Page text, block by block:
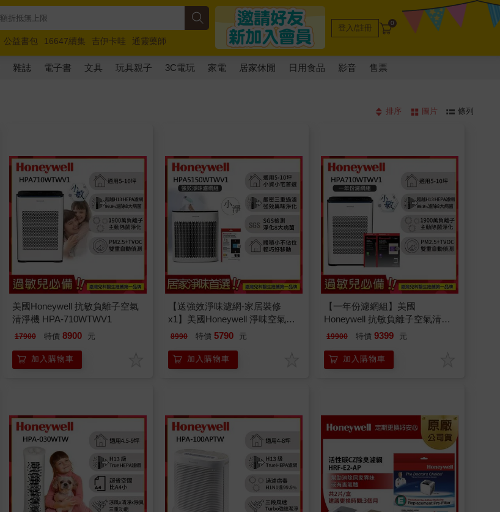
公益書包 16647續集 吉伊卡哇
通靈藥師
馬斯克 玩具總動員5 超慢跑
登入/註冊 0
雜誌 電子書 文具 玩具親子 3C電玩 家電 居家休閒 日用食品 影音 售票
排序 圖片 條列
美國Honeywell 抗敏負離子空氣
清淨機 HPA-710WTWV1
17900 特價 8900 元
加入購物車
【送強效淨味濾網-家居裝修
x1】美國Honeywell 淨味空氣清
淨機 HPA-5150WTWV1
8990 特價 5790 元
加入購物車
【一年份濾網組】美國
Honeywell 抗敏負離子空氣清淨
機 HPA-710WTWV1+耗材組
19900 特價 9399 元
加入購物車